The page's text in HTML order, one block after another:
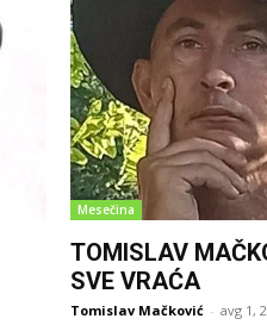
Mesečina
TOMISLAV
SVE VRAĆA
Tomislav Mačković - avg 1,